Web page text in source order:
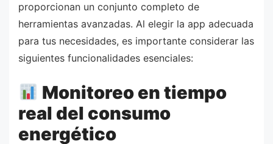
proporcionan un conjunto completo de
herramientas avanzadas. Al elegir la app adecuada
para tus necesidades, es importante considerar las
siguientes funcionalidades esenciales:
Monitoreo en tiempo
real del consumo
energético